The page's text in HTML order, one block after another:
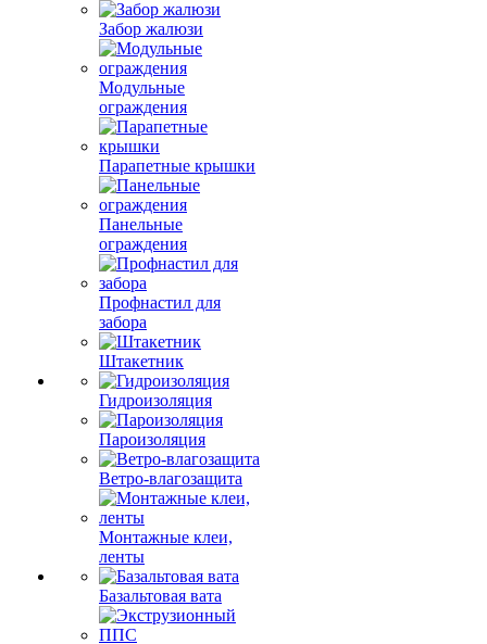
Забор жалюзи
Модульные
ограждения
Парапетные крышки
Панельные
ограждения
Профнастил для
забора
Штакетник
Гидроизоляция
Пароизоляция
Ветро-влагозащита
Монтажные клеи,
ленты
Базальтовая вата